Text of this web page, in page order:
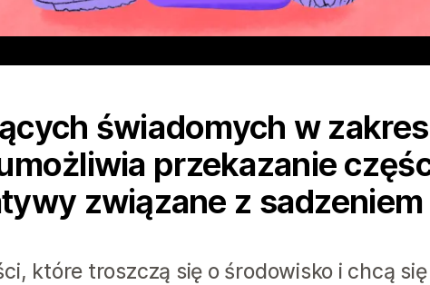
świadomych w
przekazanie
związane z sadzeniem
które troszczą się o środowisko i chcą się